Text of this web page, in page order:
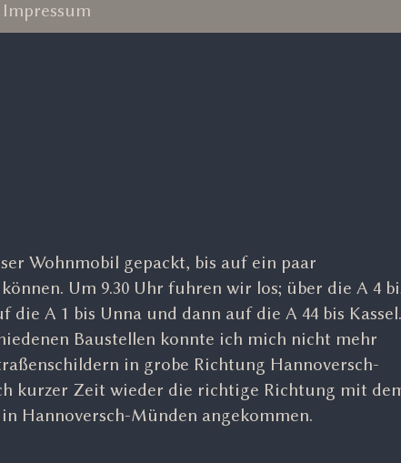
Impressum
Wohnmobil gepackt, bis auf ein paar
Um 9.30 Uhr fuhren wir los; über die A 4
A 1 bis Unna und dann auf die A 44 bis Kassel.
Baustellen konnte ich mich nicht mehr
in grobe Richtung Hannoversch-
kurzer Zeit wieder die richtige Richtung mit
Hannoversch-Münden angekommen.